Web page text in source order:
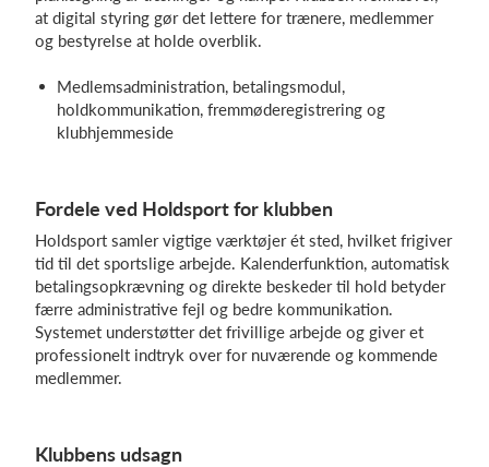
at digital styring gør det lettere for trænere, medlemmer
og bestyrelse at holde overblik.
Medlemsadministration, betalingsmodul,
holdkommunikation, fremmøderegistrering og
klubhjemmeside
Fordele ved Holdsport for klubben
Holdsport samler vigtige værktøjer ét sted, hvilket frigiver
tid til det sportslige arbejde. Kalenderfunktion, automatisk
betalingsopkrævning og direkte beskeder til hold betyder
færre administrative fejl og bedre kommunikation.
Systemet understøtter det frivillige arbejde og giver et
professionelt indtryk over for nuværende og kommende
medlemmer.
Klubbens udsagn